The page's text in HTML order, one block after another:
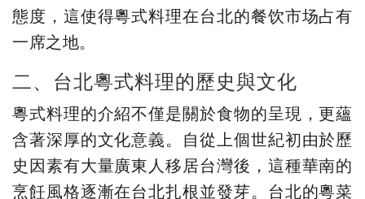
態度，這使得粵式料理在台北的餐饮市场占有
一席之地。
二、台北粵式料理的歷史與文化
粵式料理的介紹不僅是關於食物的呈現，更蘊
含著深厚的文化意義。自從上個世紀初由於歷
史因素有大量廣東人移居台灣後，這種華南的
烹飪風格逐漸在台北扎根並發芽。台北的粵菜